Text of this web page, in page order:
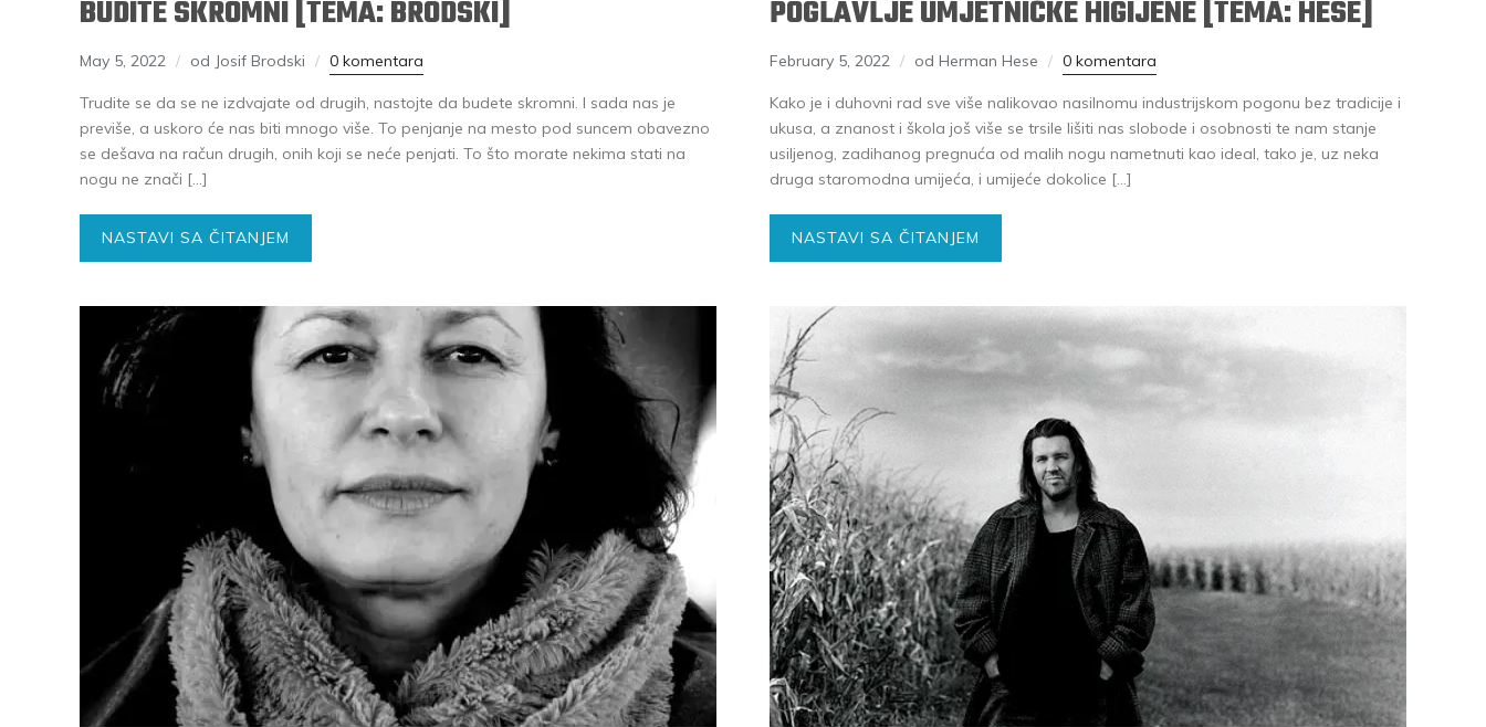
BUDITE SKROMNI [TEMA: BRODSKI]
May 5, 2022 od Josif Brodski 0 komentara
Trudite se da se ne izdvajate od drugih, nastojte da budete skromni. I sada nas je
previše, a uskoro će nas biti mnogo više. To penjanje na mesto pod suncem obavezno
se dešava na račun drugih, onih koji se neće penjati. To što morate nekima stati na
nogu ne znači […]
NASTAVI SA ČITANJEM
POGLAVLJE UMJETNIČKE HIGIJENE [TEMA: HESE]
February 5, 2022 od Herman Hese 0 komentara
Kako je i duhovni rad sve više nalikovao nasilnomu industrijskom pogonu bez tradicije i
ukusa, a znanost i škola još više se trsile lišiti nas slobode i osobnosti te nam stanje
usiljenog, zadihanog pregnuća od malih nogu nametnuti kao ideal, tako je, uz neka
druga staromodna umijeća, i umijeće dokolice […]
NASTAVI SA ČITANJEM